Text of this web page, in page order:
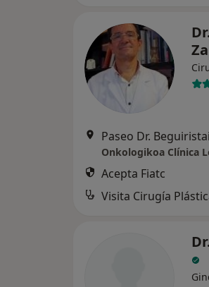
Onkologikoa Clínica
Acepta Fiatc
Visita Cirugía